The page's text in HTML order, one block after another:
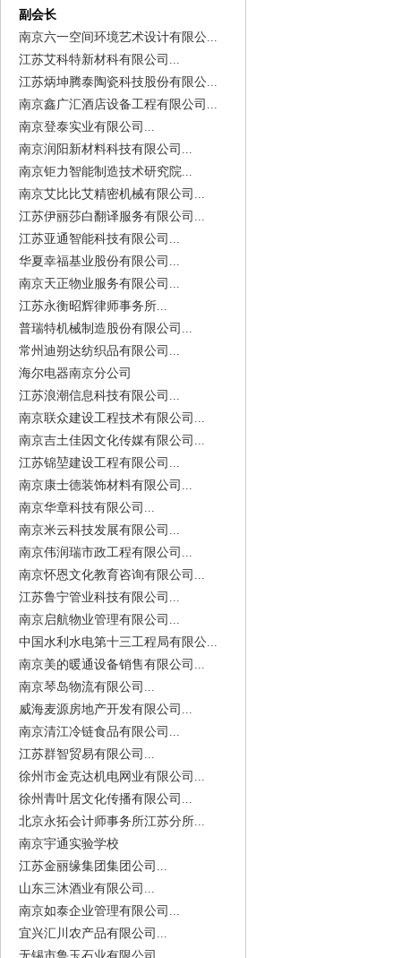
副会长
南京六一空间环境艺术设计有限公...
江苏艾科特新材科有限公司...
江苏炳坤腾泰陶瓷科技股份有限公...
南京鑫广汇酒店设备工程有限公司...
南京登泰实业有限公司...
南京润阳新材料科技有限公司...
南京钜力智能制造技术研究院...
南京艾比比艾精密机械有限公司...
江苏伊丽莎白翻译服务有限公司...
江苏亚通智能科技有限公司...
华夏幸福基业股份有限公司...
南京天正物业服务有限公司...
江苏永衡昭辉律师事务所...
普瑞特机械制造股份有限公司...
常州迪朔达纺织品有限公司...
海尔电器南京分公司
江苏浪潮信息科技有限公司...
南京联众建设工程技术有限公司...
南京吉土佳因文化传媒有限公司...
江苏锦堃建设工程有限公司...
南京康士德装饰材料有限公司...
南京华章科技有限公司...
南京米云科技发展有限公司...
南京伟润瑞市政工程有限公司...
南京怀恩文化教育咨询有限公司...
江苏鲁宁管业科技有限公司...
南京启航物业管理有限公司...
中国水利水电第十三工程局有限公...
南京美的暖通设备销售有限公司...
南京琴岛物流有限公司...
威海麦源房地产开发有限公司...
南京清江冷链食品有限公司...
江苏群智贸易有限公司...
徐州市金克达机电网业有限公司...
徐州青叶居文化传播有限公司...
北京永拓会计师事务所江苏分所...
南京宇通实验学校
江苏金丽缘集团集团公司...
山东三沐酒业有限公司...
南京如泰企业管理有限公司...
宜兴汇川农产品有限公司...